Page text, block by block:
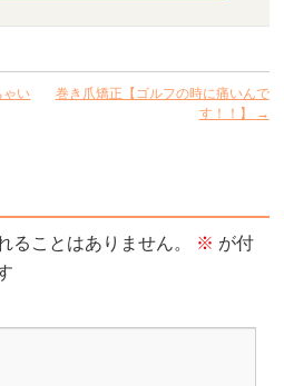
ゃい
巻き爪矯正【ゴルフの時に痛いんで
す！！】
→
ることはありません。 ※ が付